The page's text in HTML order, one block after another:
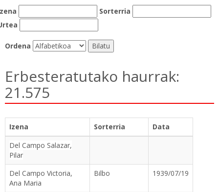
Sorterria
Ordena
Erbesteratutako haurrak:
21.575
Izena Sorterria
Data
Del Campo Salazar,
Pilar
Del Campo Victoria,
Ana Maria
Bilbo 1939/07/19